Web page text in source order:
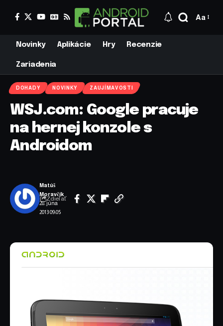
Aa
Novinky Aplikácie Hry Recenzie
Zariadenia
DOHADY NOVINKY ZAUJÍMAVOSTI
WSJ.com: Google pracuje
na hernej konzole s
Androidom
28. júna
2013 09:05
Matúš
Moravčík
Zdieľať